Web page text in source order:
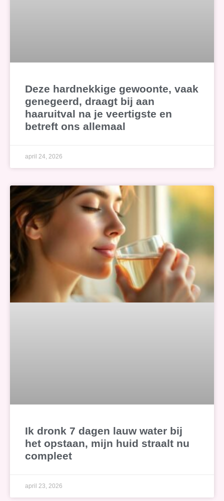
Deze hardnekkige gewoonte, vaak
genegeerd, draagt bij aan
haaruitval na je veertigste en
betreft ons allemaal
april 24, 2026
Ik dronk 7 dagen lauw water bij
het opstaan, mijn huid straalt nu
compleet
april 23, 2026